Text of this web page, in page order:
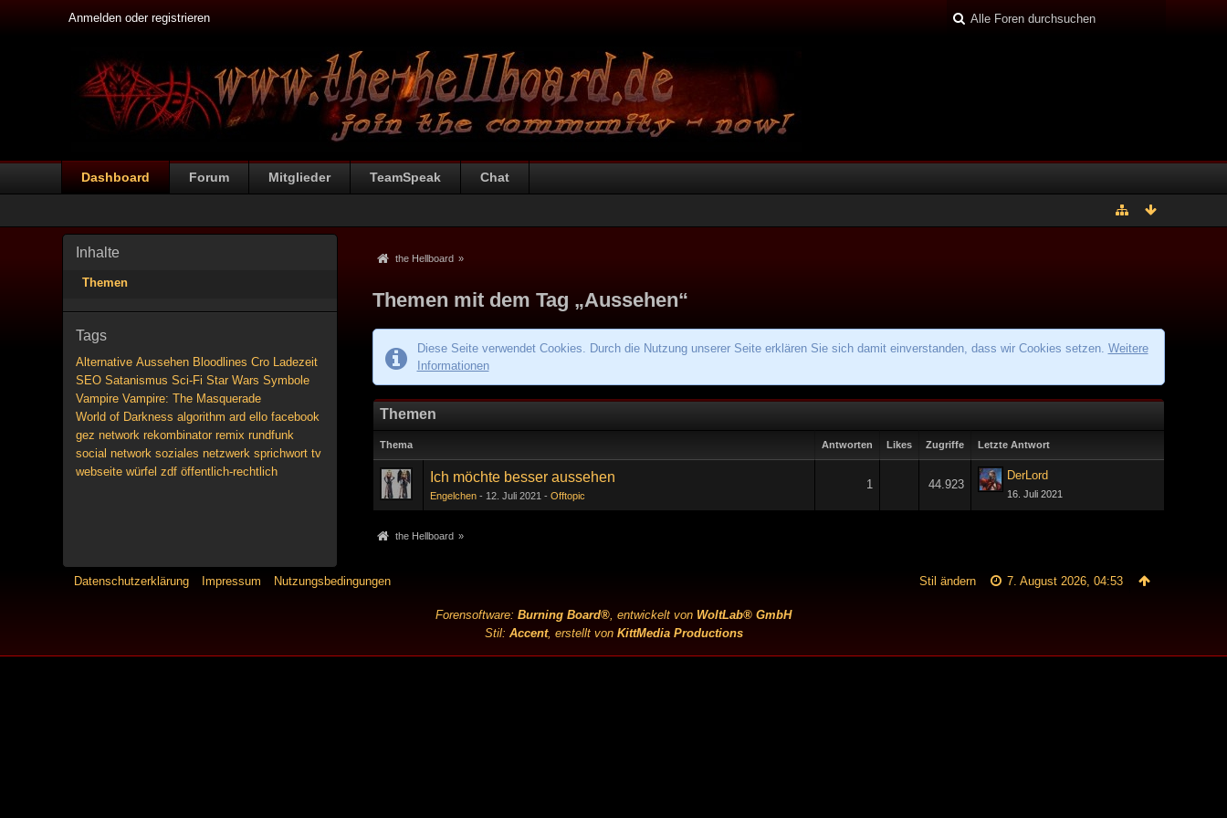
Anmelden oder registrieren
Dashboard Forum Mitglieder TeamSpeak Chat
Inhalte
Themen
Tags
Alternative Aussehen Bloodlines Cro Ladezeit
SEO Satanismus Sci-Fi Star Wars Symbole
Vampire Vampire: The Masquerade
World of Darkness algorithm ard ello facebook
gez network rekombinator remix rundfunk
social network soziales netzwerk sprichwort tv
webseite würfel zdf öffentlich-rechtlich
the Hellboard »
Themen mit dem Tag „Aussehen“
Diese Seite verwendet Cookies. Durch die Nutzung unserer Seite erklären Sie sich damit einverstanden, dass wir Cookies setzen. Weitere
Informationen
Themen
Thema Antworten Likes Zugriffe Letzte Antwort
Ich möchte besser aussehen
Engelchen 12. Juli 2021 Offtopic
1 44.923
DerLord
16. Juli 2021
the Hellboard »
Datenschutzerklärung Impressum Nutzungsbedingungen 7. August 2026, 04:53
Stil ändern
Forensoftware: Burning Board®, entwickelt von WoltLab® GmbH
Stil: Accent, erstellt von KittMedia Productions